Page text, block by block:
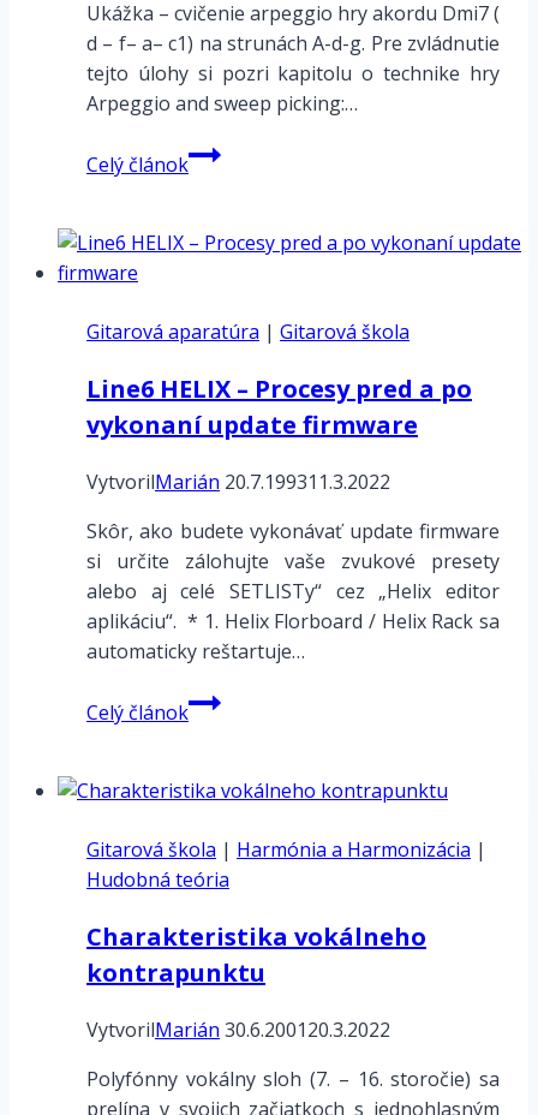
Ukážka – cvičenie arpeggio hry akordu Dmi7 (
d – f– a– c1) na strunách A-d-g. Pre zvládnutie
tejto úlohy si pozri kapitolu o technike hry
Arpeggio and sweep picking:…
Celý článokArpeggio
–
na
d-
Gitarová aparatúra | Gitarová škola
Line6 HELIX – Procesy pred a po
vykonaní update firmware
VytvorilMarián 20.7.199311.3.2022
Skôr, ako budete vykonávať update firmware
si určite zálohujte vaše zvukové presety
alebo aj celé SETLISTy“ cez „Helix editor
aplikáciu“. * 1. Helix Florboard / Helix Rack sa
automaticky reštartuje…
Celý článokLine6
HELIX
Procesy
a
po
update
firmware
Gitarová škola | Harmónia a Harmonizácia |
Hudobná teória
Charakteristika vokálneho
kontrapunktu
VytvorilMarián 30.6.200120.3.2022
Polyfónny vokálny sloh (7. – 16. storočie) sa
prelína v svojich začiatkoch s jednohlasným